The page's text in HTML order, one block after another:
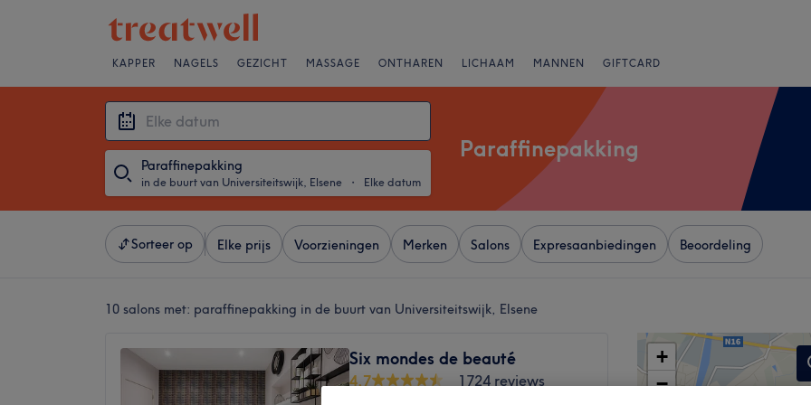
KAPPER NAGELS GEZICHT MASSAGE ONTHAREN LICHAAM MANNEN GIFTCARD
Paraffinepakking
in de buurt van Universiteitswijk, Elsene ・ Elke datum
Paraffinepakking
Sorteer op Elke prijs Voorzieningen Merken Salons Expresaanbiedingen Beoordeling
10 salons met: paraffinepakking in de buurt van Universiteitswijk, Elsene
Six mondes de beauté
4,7
1724 reviews
+
−